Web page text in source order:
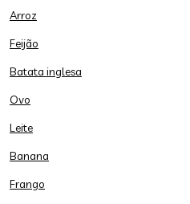
Arroz
Feijão
Batata inglesa
Ovo
Leite
Banana
Frango